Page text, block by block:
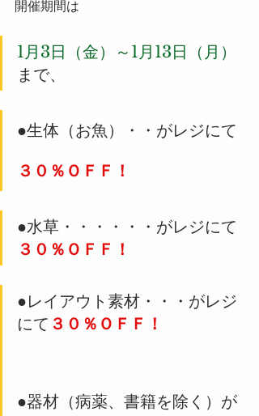
開催期間は
1月3日（金）～1月13日（月）
まで、
●生体（お魚）・・がレジにて
３０％ＯＦＦ！
●水草・・・・・・がレジにて
３０％ＯＦＦ！
●レイアウト素材・・・がレジ
にて ３０％ＯＦＦ！
●器材（病薬、書籍を除く）が